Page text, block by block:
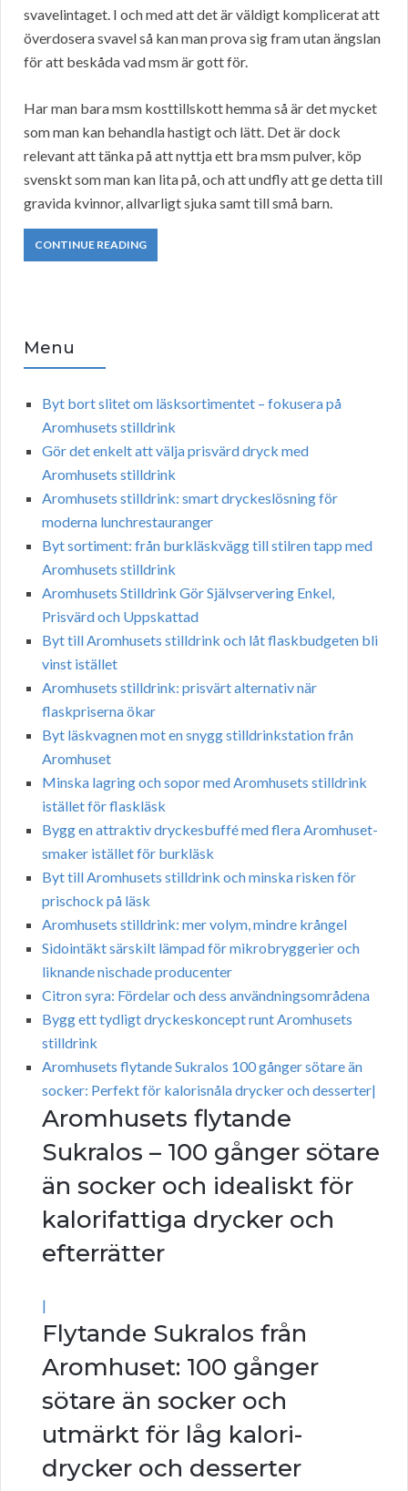
svavelintaget. I och med att det är väldigt komplicerat att
överdosera svavel så kan man prova sig fram utan ängslan
för att beskåda vad msm är gott för.
Har man bara msm kosttillskott hemma så är det mycket
som man kan behandla hastigt och lätt. Det är dock
relevant att tänka på att nyttja ett bra msm pulver, köp
svenskt som man kan lita på, och att undfly att ge detta till
gravida kvinnor, allvarligt sjuka samt till små barn.
CONTINUE READING
Menu
Byt bort slitet om läsksortimentet – fokusera på
Aromhusets stilldrink
Gör det enkelt att välja prisvärd dryck med
Aromhusets stilldrink
Aromhusets stilldrink: smart dryckeslösning för
moderna lunchrestauranger
Byt sortiment: från burkläskvägg till stilren tapp med
Aromhusets stilldrink
Aromhusets Stilldrink Gör Självservering Enkel,
Prisvärd och Uppskattad
Byt till Aromhusets stilldrink och låt flaskbudgeten bli
vinst istället
Aromhusets stilldrink: prisvärt alternativ när
flaskpriserna ökar
Byt läskvagnen mot en snygg stilldrinkstation från
Aromhuset
Minska lagring och sopor med Aromhusets stilldrink
istället för flaskläsk
Bygg en attraktiv dryckesbuffé med flera Aromhuset-
smaker istället för burkläsk
Byt till Aromhusets stilldrink och minska risken för
prischock på läsk
Aromhusets stilldrink: mer volym, mindre krångel
Sidointäkt särskilt lämpad för mikrobryggerier och
liknande nischade producenter
Citron syra: Fördelar och dess användningsområdena
Bygg ett tydligt dryckeskoncept runt Aromhusets
stilldrink
Aromhusets flytande Sukralos 100 gånger sötare än
socker: Perfekt för kalorisnåla drycker och desserter|
Aromhusets flytande
Sukralos – 100 gånger sötare
än socker och idealiskt för
kalorifattiga drycker och
efterrätter
|
Flytande Sukralos från
Aromhuset: 100 gånger
sötare än socker och
utmärkt för låg kalori-
drycker och desserter